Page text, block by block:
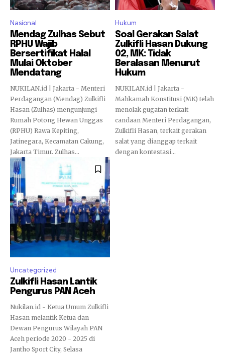
Nasional
Mendag Zulhas Sebut
RPHU Wajib
Bersertifikat Halal
Mulai Oktober
Mendatang
NUKILAN.id | Jakarta - Menteri
Perdagangan (Mendag) Zulkifli
Hasan (Zulhas) mengunjungi
Rumah Potong Hewan Unggas
(RPHU) Rawa Kepiting,
Jatinegara, Kecamatan Cakung,
Jakarta Timur. Zulhas...
Hukum
Soal Gerakan Salat
Zulkifli Hasan Dukung
02, MK: Tidak
Beralasan Menurut
Hukum
NUKILAN.id | Jakarta -
Mahkamah Konstitusi (MK) telah
menolak gugatan terkait
candaan Menteri Perdagangan,
Zulkifli Hasan, terkait gerakan
salat yang dianggap terkait
dengan kontestasi...
Uncategorized
Zulkifli Hasan Lantik
Pengurus PAN Aceh
Nukilan.id - Ketua Umum Zulkifli
Hasan melantik Ketua dan
Dewan Pengurus Wilayah PAN
Aceh periode 2020 - 2025 di
Jantho Sport City, Selasa